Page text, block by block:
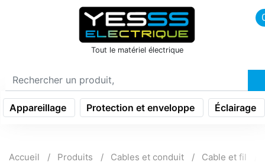
icon menu burger
Tout le matériel électrique
Appareillage Protection et enveloppe Éclairage
Accueil Produits Cables et conduit Cable et fil